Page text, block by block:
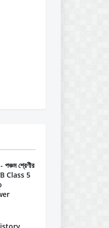
পঞ্চম শ্রেণীর
Class 5